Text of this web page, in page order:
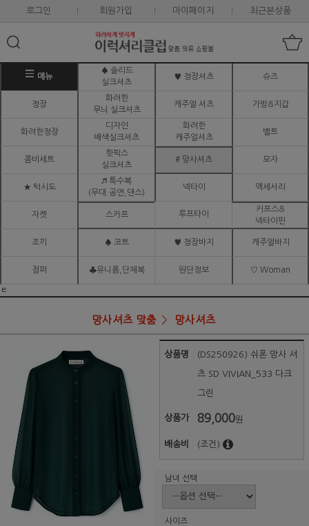
로그인 회원가입 마이페이지 최근본상품
메뉴
♠ 솔리드
실크셔츠
♥ 정장셔츠 슈즈
정장
화려한
무늬 실크셔츠
캐주얼 셔츠 가방&지갑
화려한정장
디자인
배색실크셔츠
화려한
캐주얼셔츠
벨트
콤비세트
핫픽스
실크셔츠
# 망사셔츠 모자
★ 턱시도
♬ 특수복
(무대.공연,댄스)
넥타이 액세서리
자켓 스카프 루프타이
커프스&
넥타이핀
조끼 ♠ 코트 ♥ 정장바지 캐주얼바지
점퍼 ♣유니폼,단체복 원단정보 ♡ Woman
ㅌ
망사셔츠 맞춤 망사셔츠
상품명 (DS250926) 쉬폰 망사 셔
츠 SD VIVIAN_533 다크
그린
상품가 89,000원
배송비 (조건)
남녀 선택
사이즈